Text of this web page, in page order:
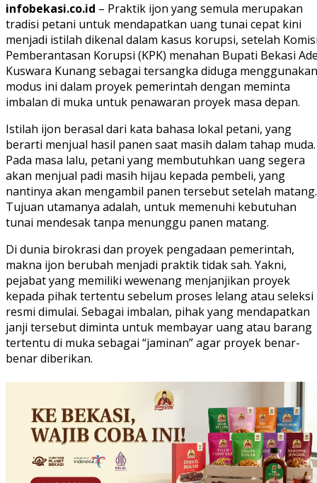
infobekasi.co.id – Praktik ijon yang semula merupakan
tradisi petani untuk mendapatkan uang tunai cepat kini
menjadi istilah dikenal dalam kasus korupsi, setelah
Pemberantasan Korupsi (KPK) menahan Bupati Bekasi
Kuswara Kunang sebagai tersangka diduga menggunakan
modus ini dalam proyek pemerintah dengan meminta
imbalan di muka untuk penawaran proyek masa depan.
Istilah ijon berasal dari kata bahasa lokal petani, yang
berarti menjual hasil panen saat masih dalam tahap muda.
Pada masa lalu, petani yang membutuhkan uang segera
akan menjual padi masih hijau kepada pembeli, yang
nantinya akan mengambil panen tersebut setelah matang.
Tujuan utamanya adalah, untuk memenuhi kebutuhan
tunai mendesak tanpa menunggu panen matang.
Di dunia birokrasi dan proyek pengadaan pemerintah,
makna ijon berubah menjadi praktik tidak sah. Yakni,
pejabat yang memiliki wewenang menjanjikan proyek
kepada pihak tertentu sebelum proses lelang atau seleksi
resmi dimulai. Sebagai imbalan, pihak yang mendapatkan
janji tersebut diminta untuk membayar uang atau barang
tertentu di muka sebagai “jaminan” agar proyek benar-
benar diberikan.